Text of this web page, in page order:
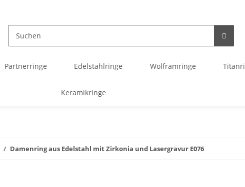
Partnerringe Edelstahlringe Wolframringe
Keramikringe
Damenring aus Edelstahl mit Zirkonia und Lasergravur E076